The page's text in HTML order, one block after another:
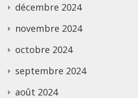
décembre 2024
novembre 2024
octobre 2024
septembre 2024
août 2024